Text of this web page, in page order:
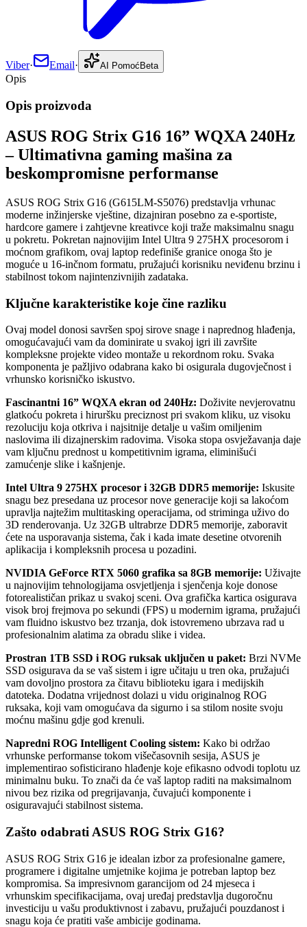
Viber· Email· AI Pomoć Beta
Opis
Opis proizvoda
ASUS ROG Strix G16 16” WQXA 240Hz
– Ultimativna gaming mašina za
beskompromisne performanse
ASUS ROG Strix G16 (G615LM-S5076) predstavlja vrhunac
moderne inžinjerske vještine, dizajniran posebno za e-sportiste,
hardcore gamere i zahtjevne kreativce koji traže maksimalnu snagu
u pokretu. Pokretan najnovijim Intel Ultra 9 275HX procesorom i
moćnom grafikom, ovaj laptop redefiniše granice onoga što je
moguće u 16-inčnom formatu, pružajući korisniku neviđenu brzinu i
stabilnost tokom najintenzivnijih zadataka.
Ključne karakteristike koje čine razliku
Ovaj model donosi savršen spoj sirove snage i naprednog hlađenja,
omogućavajući vam da dominirate u svakoj igri ili završite
kompleksne projekte video montaže u rekordnom roku. Svaka
komponenta je pažljivo odabrana kako bi osigurala dugovječnost i
vrhunsko korisničko iskustvo.
Fascinantni 16” WQXA ekran od 240Hz: Doživite nevjerovatnu
glatkoću pokreta i hiruršku preciznost pri svakom kliku, uz visoku
rezoluciju koja otkriva i najsitnije detalje u vašim omiljenim
naslovima ili dizajnerskim radovima. Visoka stopa osvježavanja daje
vam ključnu prednost u kompetitivnim igrama, eliminišući
zamućenje slike i kašnjenje.
Intel Ultra 9 275HX procesor i 32GB DDR5 memorije: Iskusite
snagu bez presedana uz procesor nove generacije koji sa lakoćom
upravlja najtežim multitasking operacijama, od striminga uživo do
3D renderovanja. Uz 32GB ultrabrze DDR5 memorije, zaboravit
ćete na usporavanja sistema, čak i kada imate desetine otvorenih
aplikacija i kompleksnih procesa u pozadini.
NVIDIA GeForce RTX 5060 grafika sa 8GB memorije: Uživajte
u najnovijim tehnologijama osvjetljenja i sjenčenja koje donose
fotorealističan prikaz u svakoj sceni. Ova grafička kartica osigurava
visok broj frejmova po sekundi (FPS) u modernim igrama, pružajući
vam fluidno iskustvo bez trzanja, dok istovremeno ubrzava rad u
profesionalnim alatima za obradu slike i videa.
Prostran 1TB SSD i ROG ruksak uključen u paket: Brzi NVMe
SSD osigurava da se vaš sistem i igre učitaju u tren oka, pružajući
vam dovoljno prostora za čitavu biblioteku igara i medijskih
datoteka. Dodatna vrijednost dolazi u vidu originalnog ROG
ruksaka, koji vam omogućava da sigurno i sa stilom nosite svoju
moćnu mašinu gdje god krenuli.
Napredni ROG Intelligent Cooling sistem: Kako bi održao
vrhunske performanse tokom višečasovnih sesija, ASUS je
implementirao sofisticirano hlađenje koje efikasno odvodi toplotu uz
minimalnu buku. To znači da će vaš laptop raditi na maksimalnom
nivou bez rizika od pregrijavanja, čuvajući komponente i
osiguravajući stabilnost sistema.
Zašto odabrati ASUS ROG Strix G16?
ASUS ROG Strix G16 je idealan izbor za profesionalne gamere,
programere i digitalne umjetnike kojima je potreban laptop bez
kompromisa. Sa impresivnom garancijom od 24 mjeseca i
vrhunskim specifikacijama, ovaj uređaj predstavlja dugoročnu
investiciju u vašu produktivnost i zabavu, pružajući pouzdanost i
snagu koja će pratiti vaše ambicije godinama.